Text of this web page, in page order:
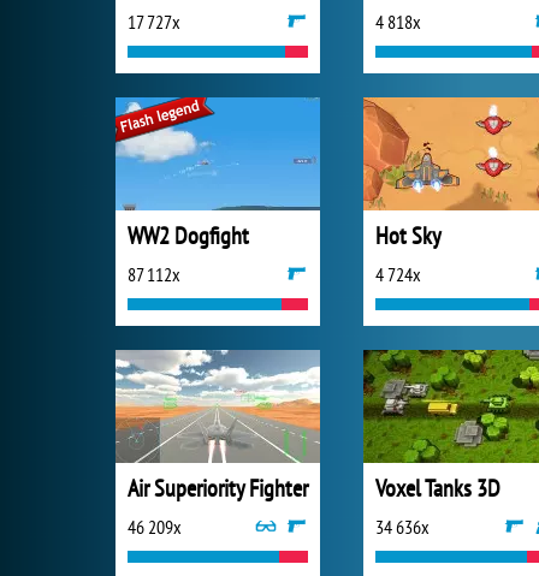
17 727x 4 818x
WW2 Dogfight
87 112x
Hot Sky
4 724x
Air Superiority Fighter
46 209x
Voxel Tanks 3D
34 636x